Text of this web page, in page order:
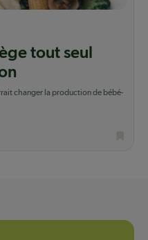
tout seul
changer la production de bébé-